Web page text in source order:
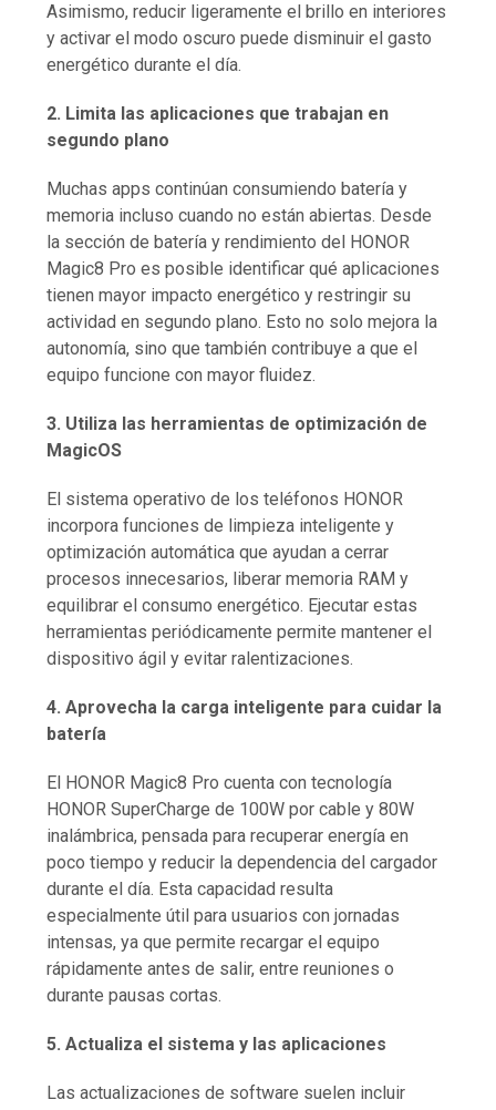
Asimismo, reducir ligeramente el brillo en interiores
y activar el modo oscuro puede disminuir el gasto
energético durante el día.
2. Limita las aplicaciones que trabajan en
segundo plano
Muchas apps continúan consumiendo batería y
memoria incluso cuando no están abiertas. Desde
la sección de batería y rendimiento del HONOR
Magic8 Pro es posible identificar qué aplicaciones
tienen mayor impacto energético y restringir su
actividad en segundo plano. Esto no solo mejora la
autonomía, sino que también contribuye a que el
equipo funcione con mayor fluidez.
3. Utiliza las herramientas de optimización de
MagicOS
El sistema operativo de los teléfonos HONOR
incorpora funciones de limpieza inteligente y
optimización automática que ayudan a cerrar
procesos innecesarios, liberar memoria RAM y
equilibrar el consumo energético. Ejecutar estas
herramientas periódicamente permite mantener el
dispositivo ágil y evitar ralentizaciones.
4. Aprovecha la carga inteligente para cuidar la
batería
El HONOR Magic8 Pro cuenta con tecnología
HONOR SuperCharge de 100W por cable y 80W
inalámbrica, pensada para recuperar energía en
poco tiempo y reducir la dependencia del cargador
durante el día. Esta capacidad resulta
especialmente útil para usuarios con jornadas
intensas, ya que permite recargar el equipo
rápidamente antes de salir, entre reuniones o
durante pausas cortas.
5. Actualiza el sistema y las aplicaciones
Las actualizaciones de software suelen incluir